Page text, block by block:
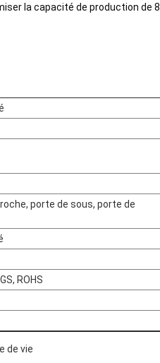
la capacité de production de
porte de sous, porte de
ROHS
de vie